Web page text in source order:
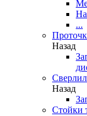
...
Назад
Назад
Стойки